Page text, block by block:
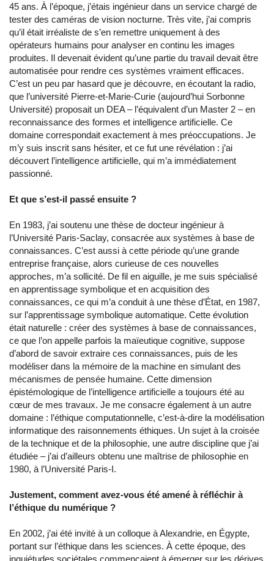
45 ans. À l’époque, j’étais ingénieur dans un service chargé de
tester des caméras de vision nocturne. Très vite, j’ai compris
qu’il était irréaliste de s’en remettre uniquement à des
opérateurs humains pour analyser en continu les images
produites. Il devenait évident qu’une partie du travail devait être
automatisée pour rendre ces systèmes vraiment efficaces.
C’est un peu par hasard que je découvre, en écoutant la radio,
que l’université Pierre-et-Marie-Curie (aujourd’hui Sorbonne
Université) proposait un DEA – l’équivalent d’un Master 2 – en
reconnaissance des formes et intelligence artificielle. Ce
domaine correspondait exactement à mes préoccupations. Je
m’y suis inscrit sans hésiter, et ce fut une révélation : j’ai
découvert l’intelligence artificielle, qui m’a immédiatement
passionné.
Et que s’est-il passé ensuite ?
En 1983, j’ai soutenu une thèse de docteur ingénieur à
l’Université Paris-Saclay, consacrée aux systèmes à base de
connaissances. C’est aussi à cette période qu’une grande
entreprise française, alors curieuse de ces nouvelles
approches, m’a sollicité. De fil en aiguille, je me suis spécialisé
en apprentissage symbolique et en acquisition des
connaissances, ce qui m’a conduit à une thèse d’État, en 1987,
sur l’apprentissage symbolique automatique. Cette évolution
était naturelle : créer des systèmes à base de connaissances,
ce que l’on appelle parfois la maïeutique cognitive, suppose
d’abord de savoir extraire ces connaissances, puis de les
modéliser dans la mémoire de la machine en simulant des
mécanismes de pensée humaine. Cette dimension
épistémologique de l’intelligence artificielle a toujours été au
cœur de mes travaux. Je me consacre également à un autre
domaine : l’éthique computationnelle, c’est-à-dire la modélisation
informatique des raisonnements éthiques. Un sujet à la croisée
de la technique et de la philosophie, une autre discipline que j’ai
étudiée – j’ai d’ailleurs obtenu une maîtrise de philosophie en
1980, à l’Université Paris-I.
Justement, comment avez-vous été amené à réfléchir à
l’éthique du numérique ?
En 2002, j’ai été invité à un colloque à Alexandrie, en Égypte,
portant sur l’éthique dans les sciences. À cette époque, des
inquiétudes sociétales commençaient à émerger sur les dérives